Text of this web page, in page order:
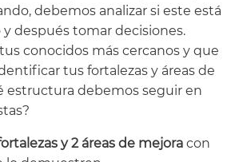
debemos analizar si este está
y después tomar decisiones.
conocidos más cercanos y que
tus fortalezas y áreas de
estructura debemos seguir en
y 2 áreas de mejora con